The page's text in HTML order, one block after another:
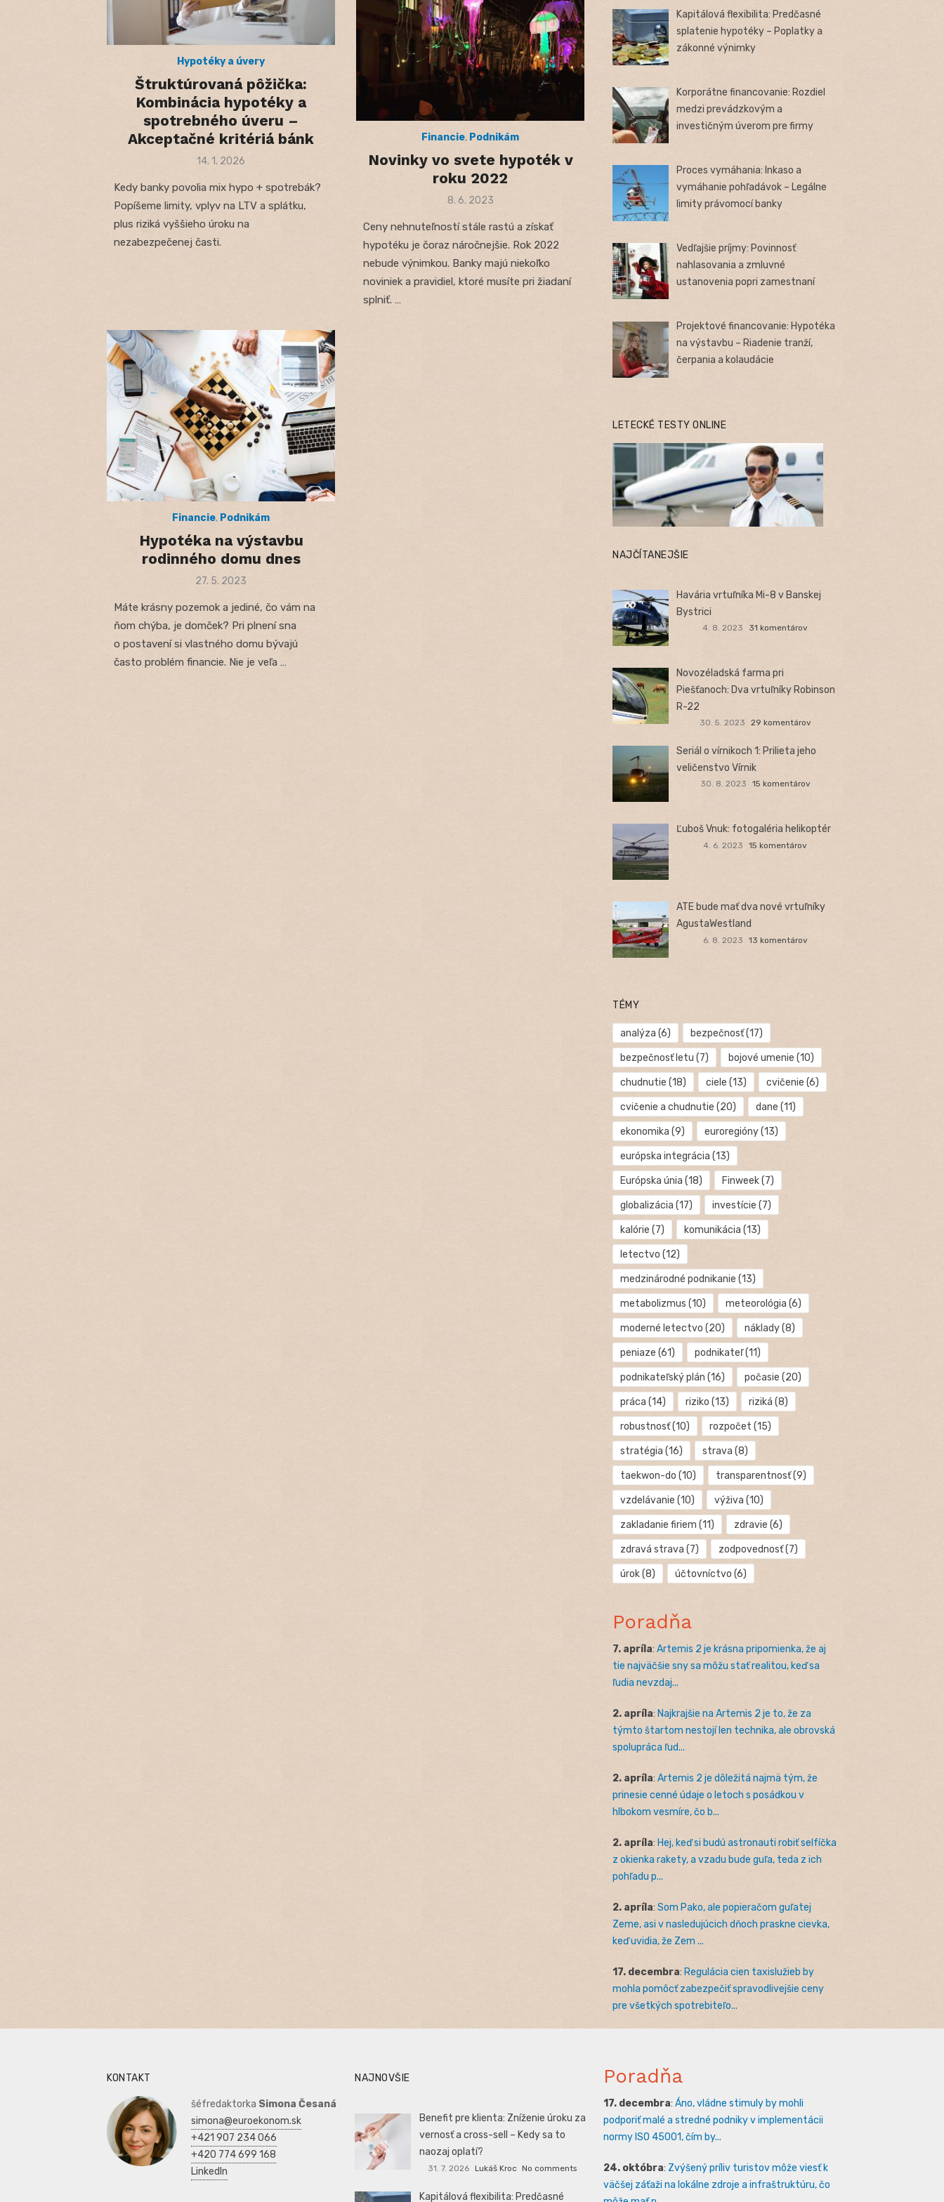
Hypotéky a úvery
Štruktúrovaná pôžička:
Kombinácia hypotéky a
spotrebného úveru –
Akceptačné kritériá bánk
Posted
14. 1. 2026
Kedy banky povolia mix hypo + spotrebák?
Popíšeme limity, vplyv na LTV a splátku,
plus riziká vyššieho úroku na
nezabezpečenej časti.
Financie, Podnikám
Novinky vo svete hypoték v
roku 2022
Posted
8. 6. 2023
Ceny nehnuteľností stále rastú a získať
hypotéku je čoraz náročnejšie. Rok 2022
nebude výnimkou. Banky majú niekoľko
noviniek a pravidiel, ktoré musíte pri žiadaní
splniť. …
Financie, Podnikám
Hypotéka na výstavbu
rodinného domu dnes
Posted
27. 5. 2023
Máte krásny pozemok a jediné, čo vám na
ňom chýba, je domček? Pri plnení sna
o postavení si vlastného domu bývajú
často problém financie. Nie je veľa …
Kapitálová flexibilita: Predčasné
splatenie hypotéky – Poplatky a
zákonné výnimky
Korporátne financovanie: Rozdiel
medzi prevádzkovým a
investičným úverom pre firmy
Proces vymáhania: Inkaso a
vymáhanie pohľadávok – Legálne
limity právomocí banky
Vedľajšie príjmy: Povinnosť
nahlasovania a zmluvné
ustanovenia popri zamestnaní
Projektové financovanie: Hypotéka
na výstavbu – Riadenie tranží,
čerpania a kolaudácie
LETECKÉ TESTY ONLINE
NAJČÍTANEJŠIE
Havária vrtuľníka Mi-8 v Banskej
Bystrici
4. 8. 2023 31 komentárov
Novozéladská farma pri
Piešťanoch: Dva vrtuľníky Robinson
R-22
30. 5. 2023 29 komentárov
Seriál o vírnikoch 1: Prilieta jeho
veličenstvo Vírnik
30. 8. 2023 15 komentárov
Ľuboš Vnuk: fotogaléria helikoptér
4. 6. 2023 15 komentárov
ATE bude mať dva nové vrtuľníky
AgustaWestland
6. 8. 2023 13 komentárov
TÉMY
analýza (6) bezpečnosť(17)
bezpečnosť letu (7) bojové umenie (10)
chudnutie (18) ciele (13) cvičenie (6)
cvičenie a chudnutie (20) dane (11)
ekonomika (9) euroregióny(13)
európska integrácia (13)
Európska únia (18) Finweek(7)
globalizácia (17) investície (7)
kalórie (7) komunikácia (13)
letectvo (12)
medzinárodné podnikanie (13)
metabolizmus (10) meteorológia (6)
moderné letectvo (20) náklady(8)
peniaze (61) podnikateľ(11)
podnikateľský plán (16) počasie (20)
práca (14) riziko (13) riziká (8)
robustnosť(10) rozpočet (15)
stratégia (16) strava (8)
taekwon-do (10) transparentnosť(9)
vzdelávanie (10) výživa (10)
zakladanie firiem (11) zdravie (6)
zdravá strava (7) zodpovednosť(7)
úrok(8) účtovníctvo (6)
Poradňa
7. apríla: Artemis 2 je krásna pripomienka, že aj
tie najväčšie sny sa môžu stať realitou, keď sa
ľudia nevzdaj...
2. apríla: Najkrajšie na Artemis 2 je to, že za
týmto štartom nestojí len technika, ale obrovská
spolupráca ľud...
2. apríla: Artemis 2 je dôležitá najmä tým, že
prinesie cenné údaje o letoch s posádkou v
hlbokom vesmíre, čo b...
2. apríla: Hej, keď si budú astronauti robiť selfíčka
z okienka rakety, a vzadu bude guľa, teda z ich
pohľadu p...
2. apríla: Som Pako, ale popieračom guľatej
Zeme, asi v nasledujúcich dňoch praskne cievka,
keď uvidia, že Zem ...
17. decembra: Regulácia cien taxislužieb by
mohla pomôcť zabezpečiť spravodlivejšie ceny
pre všetkých spotrebiteľo...
KONTAKT
šéfredaktorka Simona Česaná
simona@euroekonom.sk
+421 907 234 066
+420 774 699 168
LinkedIn
NAJNOVŠIE
Benefit pre klienta: Zníženie úroku za
vernosť a cross-sell – Kedy sa to
naozaj oplatí?
31. 7. 2026 Lukáš Kroc No comments
Kapitálová flexibilita: Predčasné
Poradňa
17. decembra: Áno, vládne stimuly by mohli
podporiť malé a stredné podniky v implementácii
normy ISO 45001, čím by...
24. októbra: Zvýšený príliv turistov môže viesť k
väčšej záťaži na lokálne zdroje a infraštruktúru, čo